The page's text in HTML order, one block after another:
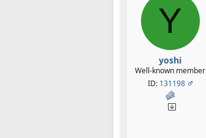
Y
yoshi
Well-known member
ID: 131198